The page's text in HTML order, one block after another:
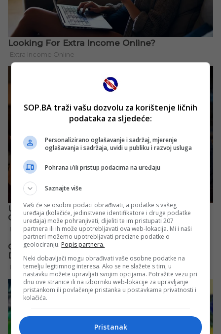
SOP.BA traži vašu dozvolu za korištenje ličnih
podataka za sljedeće:
Personalizirano oglašavanje i sadržaj, mjerenje
oglašavanja i sadržaja, uvidi u publiku i razvoj usluga
Pohrana i/ili pristup podacima na uređaju
Saznajte više
Vaši će se osobni podaci obrađivati, a podatke s vašeg
uređaja (kolačiće, jedinstvene identifikatore i druge podatke
uređaja) može pohranjivati, dijeliti te im pristupati 207
partnera ili ih može upotrebljavati ova web-lokacija. Mi i naši
partneri možemo upotrebljavati precizne podatke o
geolociranju. Popis partnera.
Neki dobavljači mogu obrađivati vaše osobne podatke na
temelju legitimnog interesa. Ako se ne slažete s tim, u
nastavku možete upravljati svojim opcijama. Potražite vezu pri
dnu ove stranice ili na izborniku web-lokacije za upravljanje
pristankom ili povlačenje pristanka u postavkama privatnosti i
kolačića.
Pristanak